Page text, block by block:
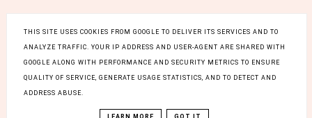
BLOGLOVIN
COPYRIGHT ©
THIS SITE USES COOKIES FROM GOOGLE TO DELIVER ITS SERVICES AND TO
ANALYZE TRAFFIC. YOUR IP ADDRESS AND USER-AGENT ARE SHARED WITH
GOOGLE ALONG WITH PERFORMANCE AND SECURITY METRICS TO ENSURE
QUALITY OF SERVICE, GENERATE USAGE STATISTICS, AND TO DETECT AND
ADDRESS ABUSE.
LEARN MORE GOT IT